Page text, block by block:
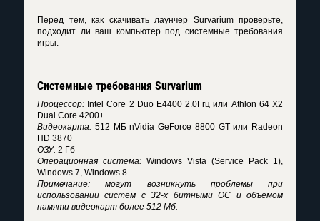
Перед тем, как скачивать лаунчер Survarium проверьте,
подходит ли ваш компьютер под системные требования
игры.
Системные требования Survarium
Процессор: Intel Core 2 Duo E4400 2.0Ггц или Athlon 64 X2
Dual Core 4200+
Видеокарта: 512 МБ nVidia GeForce 8800 GT или Radeon
HD 3870
ОЗУ: 2 Гб
Операционная система: Windows Vista (Service Pack 1),
Windows 7, Windows 8.
Примечание: могут возникнуть проблемы при
использовании систем с 32-х битными ОС и объемом
памяти видеокарт более 512 Мб.